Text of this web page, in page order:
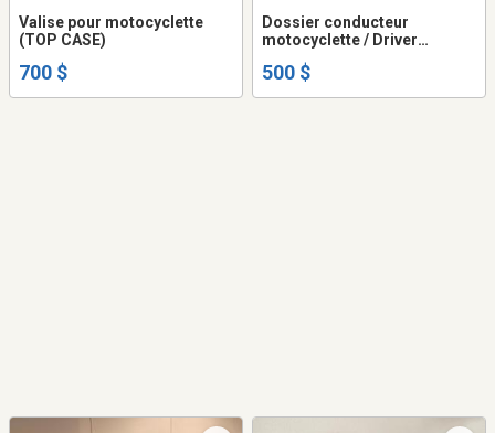
Valise pour motocyclette
(TOP CASE)
700 $
Dossier conducteur
motocyclette / Driver
500 $